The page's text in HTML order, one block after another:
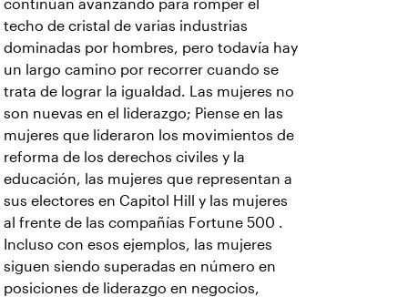
continúan avanzando para romper el
techo de cristal de varias industrias
dominadas por hombres, pero todavía hay
un largo camino por recorrer cuando se
trata de lograr la igualdad. Las mujeres no
son nuevas en el liderazgo; Piense en las
mujeres que lideraron los movimientos de
reforma de los derechos civiles y la
educación, las mujeres que representan a
sus electores en Capitol Hill y las mujeres
al frente de las compañías Fortune 500 .
Incluso con esos ejemplos, las mujeres
siguen siendo superadas en número en
posiciones de liderazgo en negocios,